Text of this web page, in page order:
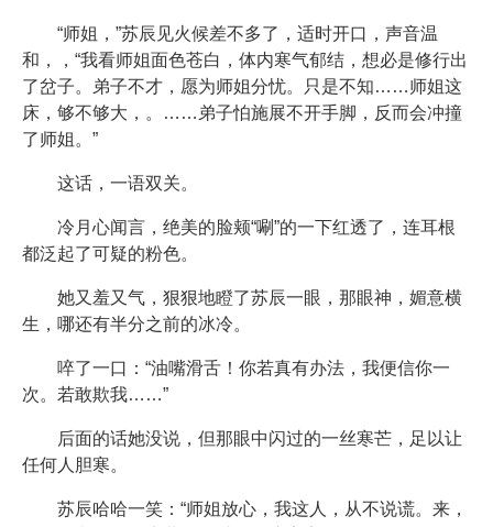
“师姐，”苏辰见火候差不多了，适时开口，声音温
和，，“我看师姐面色苍白，体内寒气郁结，想必是修行出
了岔子。弟子不才，愿为师姐分忧。只是不知……师姐这
床，够不够大，。……弟子怕施展不开手脚，反而会冲撞
了师姐。”
这话，一语双关。
冷月心闻言，绝美的脸颊“唰”的一下红透了，连耳根
都泛起了可疑的粉色。
她又羞又气，狠狠地瞪了苏辰一眼，那眼神，媚意横
生，哪还有半分之前的冰冷。
啐了一口：“油嘴滑舌！你若真有办法，我便信你一
次。若敢欺我……”
后面的话她没说，但那眼中闪过的一丝寒芒，足以让
任何人胆寒。
苏辰哈哈一笑：“师姐放心，我这人，从不说谎。来，